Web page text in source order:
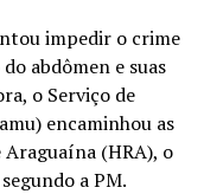
impedir o crime
abdômen e suas
o Serviço de
encaminhou as
(HRA), o
a PM.